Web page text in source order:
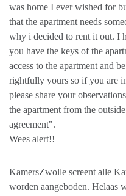
was home I ever wished for
that the apartment needs
why i decided to rent it out. I
you have the keys of the
access to the apartment and
rightfully yours so if you are
please share your
the apartment from the
agreement".
Wees alert!!
KamersZwolle screent alle
worden aangeboden. Helaas